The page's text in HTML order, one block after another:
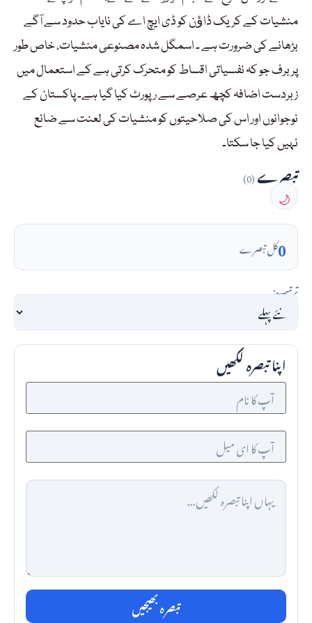
منشیات کے کریک ڈاﺅن کو ڈی ایچ اے کی نایاب حدود سے آگے
بڑھانے کی ضرورت ہے ۔ اسمگل شدہ مصنوعی منشیات، خاص طور
پر برف جو کہ نفسیاتی اقساط کو متحرک کرتی ہے کے استعمال میں
زبردست اضافہ کچھ عرصے سے رپورٹ کیا گیا ہے۔ پاکستان کے
نوجوانوں اور اس کی صلاحیتوں کو منشیات کی لعنت سے ضائع
نہیں کیا جا سکتا۔
تبصرے(0)
🌙
0کل تبصرے
ترتیب:
اپنا تبصرہ لکھیں
تبصرہ بھیجیں